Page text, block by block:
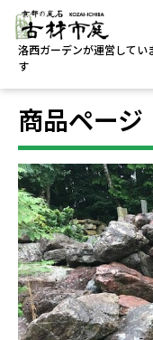
洛西ガーデンが運営してい
す
商品ページ